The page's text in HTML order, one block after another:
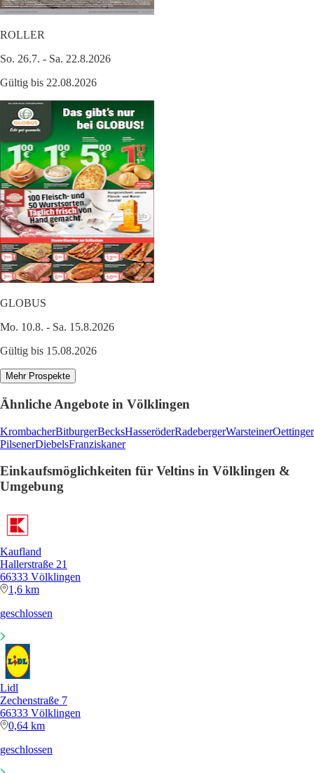
ROLLER
So. 26.7. - Sa. 22.8.2026
Gültig bis 22.08.2026
GLOBUS
Mo. 10.8. - Sa. 15.8.2026
Gültig bis 15.08.2026
Mehr Prospekte
Ähnliche Angebote in Völklingen
KrombacherBitburgerBecksHasseröderRadebergerWarsteinerOettinger
PilsenerDiebelsFranziskaner
Einkaufsmöglichkeiten für Veltins in Völklingen &
Umgebung
Kaufland
Hallerstraße 21
66333 Völklingen
1,6 km
geschlossen
Lidl
Zechenstraße 7
66333 Völklingen
0,64 km
geschlossen